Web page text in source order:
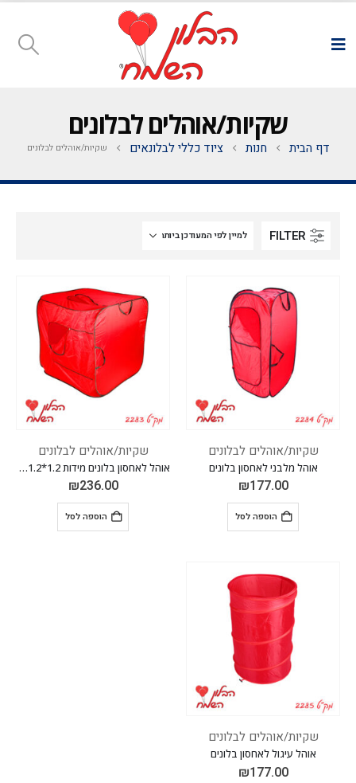
שקיות/אוהלים לבלונים
דף הבית חנות ציוד כללי לבלונאים שקיות/אוהלים לבלונים
FILTER
שקיות/אוהלים לבלונים
אוהל מלבני לאחסון בלונים
₪177.00
הוספה לסל
שקיות/אוהלים לבלונים
אוהל לאחסון בלונים מידות 1.2*1.2*1.2 מ'
₪236.00
הוספה לסל
שקיות/אוהלים לבלונים
אוהל עיגול לאחסון בלונים
₪177.00